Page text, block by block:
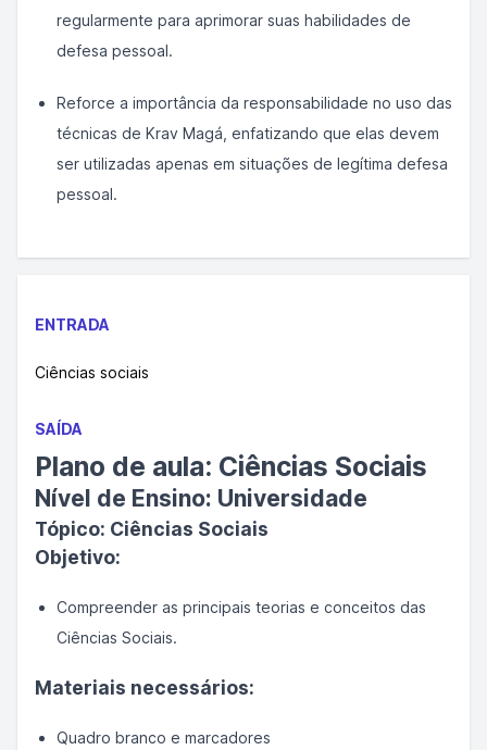
regularmente para aprimorar suas habilidades de
defesa pessoal.
Reforce a importância da responsabilidade no uso das
técnicas de Krav Magá, enfatizando que elas devem
ser utilizadas apenas em situações de legítima defesa
pessoal.
ENTRADA
Ciências sociais
SAÍDA
Plano de aula: Ciências Sociais
Nível de Ensino: Universidade
Tópico: Ciências Sociais
Objetivo:
Compreender as principais teorias e conceitos das
Ciências Sociais.
Materiais necessários:
Quadro branco e marcadores